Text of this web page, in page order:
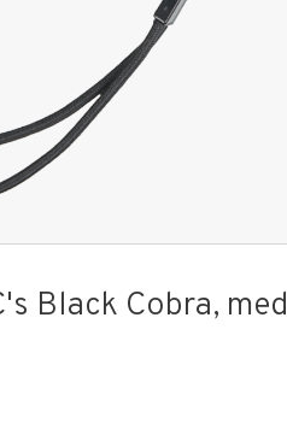
Black Cobra, med